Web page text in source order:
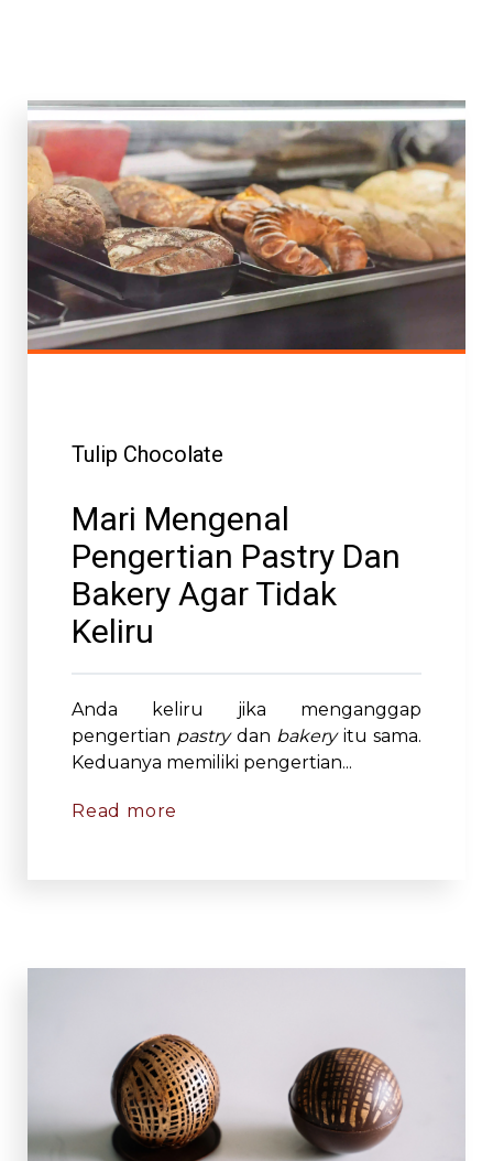
Tulip Chocolate
Mari Mengenal
Pengertian Pastry Dan
Bakery Agar Tidak
Keliru
Anda keliru jika menganggap
pengertian pastrydan bakeryitu sama.
Keduanya memiliki pengertian...
Read more